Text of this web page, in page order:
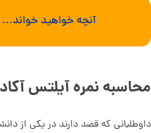
آنچه خواهید خواند...
محاسبه نمره آیلتس
داوطلبانی که قصد دارند در یکی از